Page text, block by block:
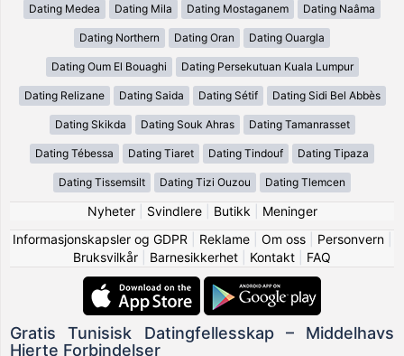
Dating Medea Dating Mila Dating Mostaganem Dating Naâma
Dating Northern Dating Oran Dating Ouargla
Dating Oum El Bouaghi Dating Persekutuan Kuala Lumpur
Dating Relizane Dating Saida Dating Sétif Dating Sidi Bel Abbès
Dating Skikda Dating Souk Ahras Dating Tamanrasset
Dating Tébessa Dating Tiaret Dating Tindouf Dating Tipaza
Dating Tissemsilt Dating Tizi Ouzou Dating Tlemcen
Nyheter| Svindlere| Butikk
Meninger
Informasjonskapsler og GDPR
Reklame| Om oss| Personvern|
Bruksvilkår
Barnesikkerhet Kontakt FAQ
Gratis Tunisisk Datingfellesskap – Middelhavs
Hjerte Forbindelser